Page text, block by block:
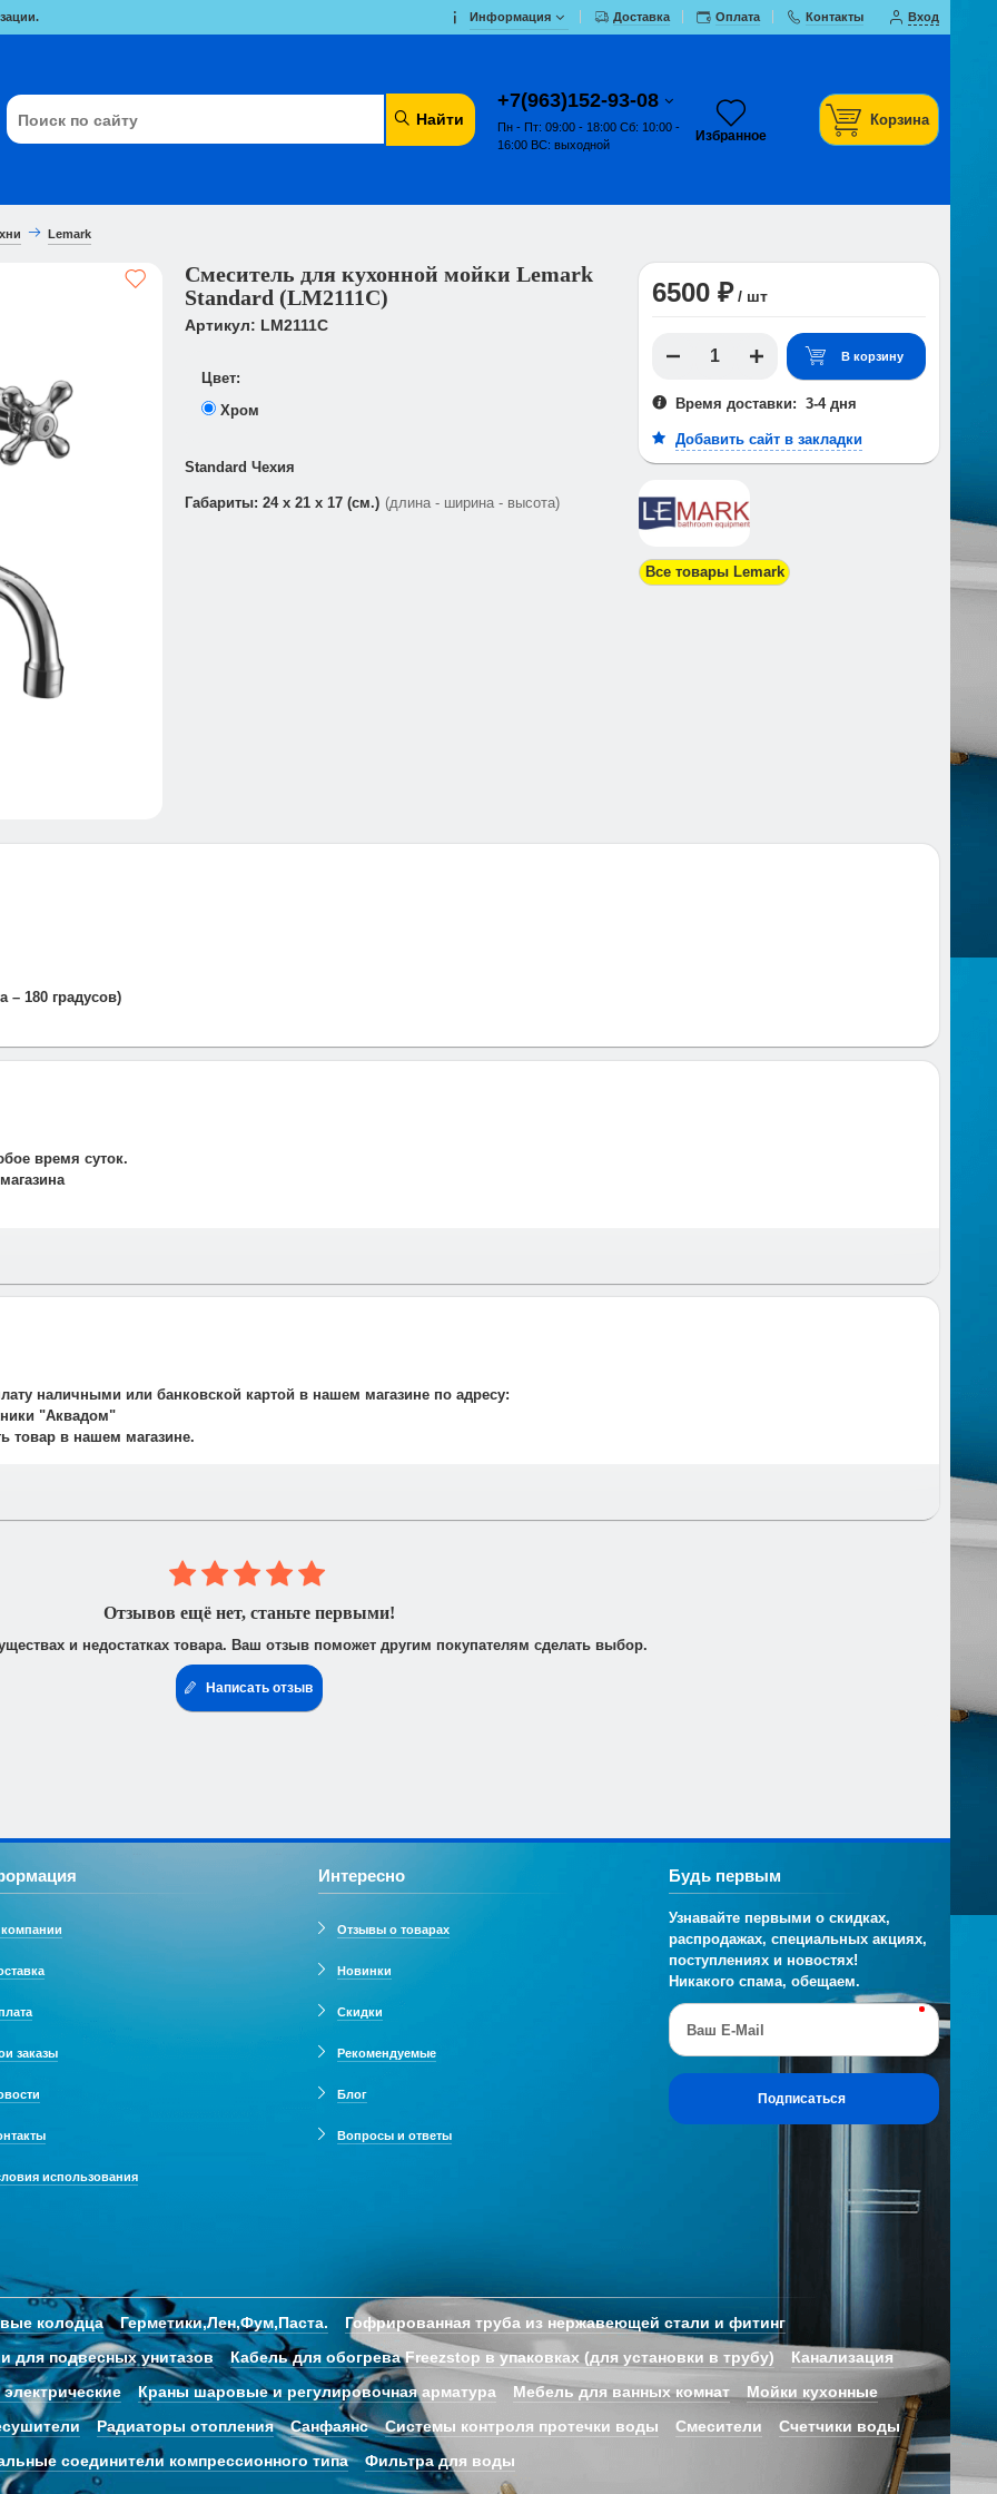
Информация Доставка Оплата Контакты Вход
Найти
+7(963)152-93-08
Пн - Пт: 09:00 - 18:00 Сб: 10:00 -
16:00 ВС: выходной
Избранное
Корзина
Lemark
Смеситель для кухонной мойки Lemark
Standard (LM2111C)
Артикул: LM2111C
Цвет:
Хром
Standard Чехия
Габариты: 24 x 21 x 17 (см.) (длина - ширина - высота)
6500 ₽/ шт
В корзину
Время доставки: 3-4 дня
Добавить сайт в закладки
Все товары Lemark
– 180 градусов)
время суток.
со службой такси. Мы заранее оговариваем удобную дату и время и предупреждаем за час до приезда.
700 рублей.
осуществляется.
наличными или банковской картой в нашем магазине по адресу:
"Аквадом"
товар в нашем магазине.
лицами. После получения заказа Вам высылается счёт по электронной почте для его оплаты в банке в
доверенность от фирмы-плательщика.
Отзывов ещё нет, станьте первыми!
и недостатках товара. Ваш отзыв поможет другим покупателям сделать выбор.
Написать отзыв
заказы
использования
Интересно
Отзывы о товарах
Новинки
Скидки
Рекомендуемые
Блог
Вопросы и ответы
Будь первым
Узнавайте первыми о скидках,
распродажах, специальных акциях,
поступлениях и новостях!
Никакого спама, обещаем.
Ваш E-Mail
Подписаться
колодца Герметики,Лен,Фум,Паста.
Гофрированная труба из нержавеющей стали и фитинг
для подвесных унитазов Кабель для обогрева Freezstop в упаковках (для установки в трубу)
Канализация
Краны шаровые и регулировочная арматура Мебель для ванных комнат
Мойки кухонные
Радиаторы отопления Санфаянс Системы контроля протечки воды Смесители
Счетчики воды
соединители компрессионного типа Фильтра для воды